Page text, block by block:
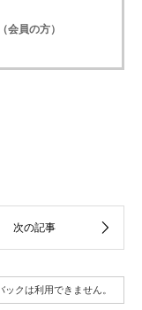
（会員の方）
ックは利用できません。